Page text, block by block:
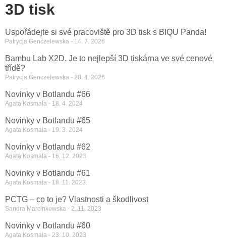
3D tisk
Uspořádejte si své pracoviště pro 3D tisk s BIQU Panda!
Patrycja Genczelewska 14. 7. 2026
Bambu Lab X2D. Je to nejlepší 3D tiskárna ve své cenové
třídě?
Patrycja Genczelewska 28. 4. 2026
Novinky v Botlandu #66
Agata Kosmala 18. 4. 2024
Novinky v Botlandu #65
Agata Kosmala 19. 3. 2024
Novinky v Botlandu #62
Agata Kosmala 16. 12. 2023
Novinky v Botlandu #61
Agata Kosmala 18. 11. 2023
PCTG – co to je? Vlastnosti a škodlivost
Sandra Marcinkowska 2. 11. 2023
Novinky v Botlandu #60
Agata Kosmala 23. 10. 2023